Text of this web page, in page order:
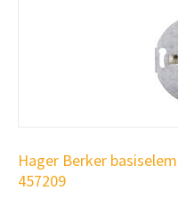
Hager Berker
457209